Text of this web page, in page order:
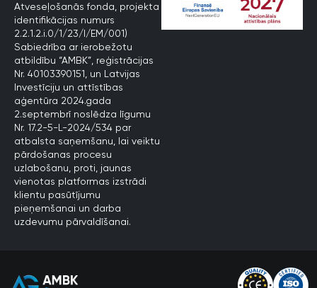
Atveseļošanās fonda, projekta
identifikācijas numurs
2.2.1.2.i.0/1/23/I/EM/001)
Sabiedrība ar ierobežotu
atbildību “AMBK”, reģistrācijas
Nr. 40103390151, un Latvijas
Investīciju un attīstības
aģentūra 2024.gada
2.septembrī noslēdza līgumu
Nr. 17.2-5-L-2024/534 par
atbalsta saņemšanu, lai veiktu
pārdošanas procesu
uzlabošanu, proti, jaunas
vienotas platformas izstrādi
klientu pasūtījumu
pieņemšanai un darba
uzdevumu pārvaldīšanai.